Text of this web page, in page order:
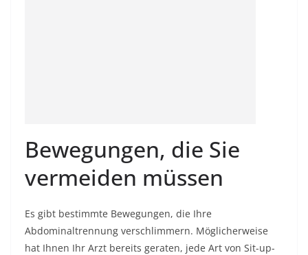
Bewegungen, die Sie
vermeiden müssen
Es gibt bestimmte Bewegungen, die Ihre
Abdominaltrennung verschlimmern. Möglicherweise
hat Ihnen Ihr Arzt bereits geraten, jede Art von Sit-up-